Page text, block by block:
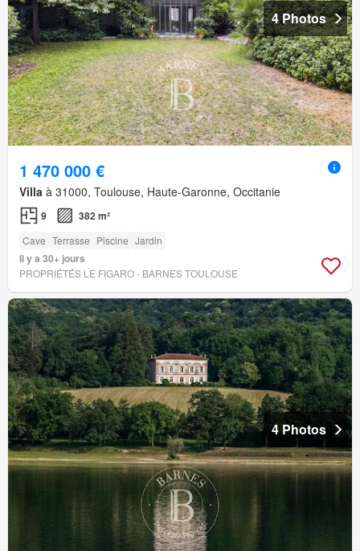
4 Photos
1 470 000 €
Villa à 31000, Toulouse, Haute-Garonne, Occitanie
9 382 m²
Cave Terrasse Piscine Jardin
Il y a 30+ jours
PROPRIÉTÉS LE FIGARO - BARNES TOULOUSE
4 Photos